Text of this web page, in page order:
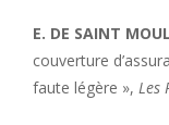
E. DE SAINT
couverture
faute légère », Les